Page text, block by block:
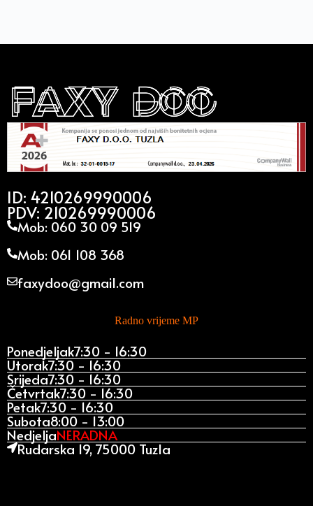
ID: 4210269990006
PDV: 210269990006
Mob: 060 30 09 519
Mob: 061 108 368
faxydoo@gmail.com
Radno vrijeme MP
Ponedjeljak7:30 - 16:30
Utorak7:30 - 16:30
Srijeda7:30 - 16:30
Četvrtak7:30 - 16:30
Petak7:30 - 16:30
Subota8:00 - 13:00
NedjeljaNERADNA
Rudarska 19, 75000 Tuzla